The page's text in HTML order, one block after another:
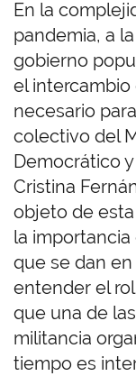
En la
pandemia, a
gobierno
el
necesario
colectivo del
Democrático
Cristina
objeto de
la
que se dan
entender el
que una de
militancia
tiempo es